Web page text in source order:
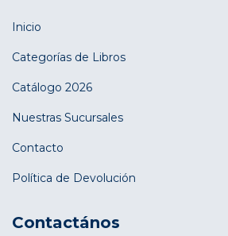
Inicio
Categorías de Libros
Catálogo 2026
Nuestras Sucursales
Contacto
Política de Devolución
Contactános